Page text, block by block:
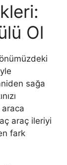
Ol
sağa
araç ileriyi
fark